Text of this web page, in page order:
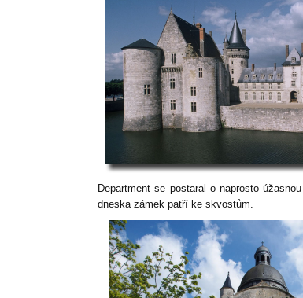
Department se postaral o naprosto
dneska zámek patří ke skvostům.